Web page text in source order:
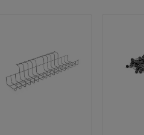
prikazuje informacije.
imbus ključem. Dovoljno
okruženju. Može se
što je čini prilagodljivom